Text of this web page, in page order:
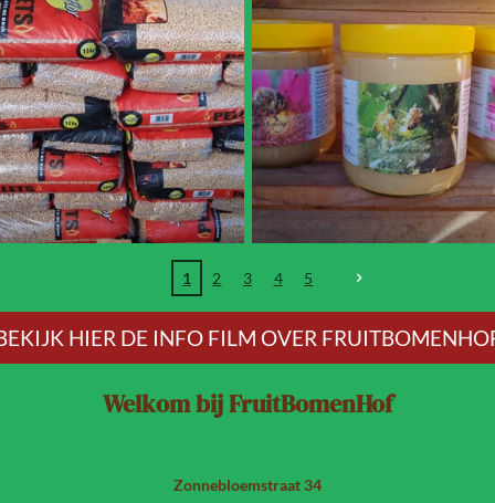
1 2 3 4 5
HIER DE INFO FILM OVER
Welkom bij FruitBomenHof
Zonnebloemstraat 34